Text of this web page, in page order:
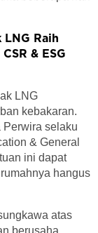
LNG Raih
& ESG
LNG
kebakaran.
selaku
& General
ini dapat
hangus
atas
berusaha